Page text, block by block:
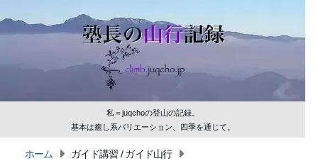
私＝juqchoの登山の記録。
基本は癒し系バリエーション、四季を通じて。
ホーム ガイド講習 / ガイド山行